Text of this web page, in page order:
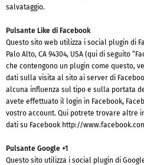
salvataggio.
Pulsante Like di Facebook
Questo sito web utilizza i social plugin di
Palo Alto, CA 94304, USA (qui di seguito
che contengono un plugin come questo,
dati sulla visita al sito ai server di
alcuna influenza sul tipo e sulla portata
avete effettuato il login in Facebook,
vostro account. Qui potrete trovare altre
dati su Facebook http://
Pulsante Google +1
Questo sito utilizza i social plugin di